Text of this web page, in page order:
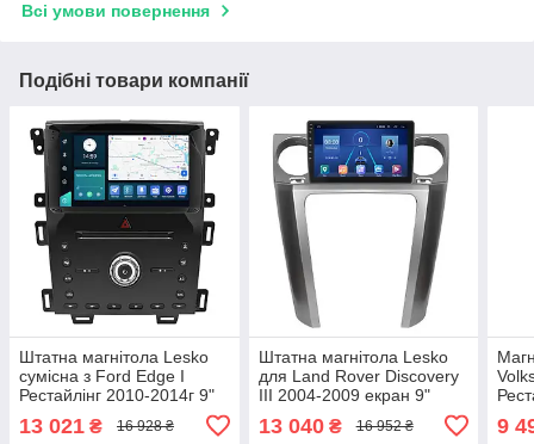
Всі умови повернення
Подібні товари компанії
Штатна магнітола Lesko
сумісна з Ford Edge I
Рестайлінг 2010-2014г 9"
2/32Gb 4G Wi-Fi GPS Top
2шт
13 021 ₴ 16 928 ₴
Штатна магнітола Lesko
для Land Rover Discovery
III 2004-2009 екран 9"
2/32Gb 4G Wi-Fi GPS Top
3шт
13 040₴ 16 952 ₴
Top
9